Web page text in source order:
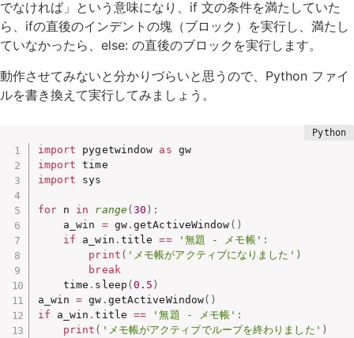
でなければ」という意味になり、if 文の条件を満たしていた
ら、ifの直後のインデントの塊（ブロック）を実行し、満たし
ていなかったら、else: の直後のブロックを実行します。
動作させてみないと分かりづらいと思うので、Python ファイ
ルを書き換えて実行してみましょう。
import pygetwindow as
gw
import
import sys
for n in range(30 ) :
    a_win
= gw.getActiveWindow ( )
if a_win . title == '無題 - メモ帳' :
print ( 'メモ帳がアクティブになりました' )
break
    time
. sleep (0.5 )
a_win = gw . getActiveWindow( )
if a_win .title == '無題 - メモ帳' :
print ( 'メモ帳がアクティブでループを終わりました' )